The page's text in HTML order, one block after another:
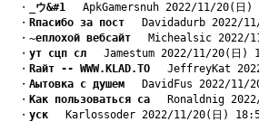
・
_ウ&#1 ApkGamersnuh 2022/11/20(日)
・ Rпасибо за пост Davidadurb 2022/
・ ~еплохой вебсайт Michealsic 2022/
・ yт сцп сл Jamestum 2022/11/20(日)
・ Rайт -- WWW.KLAD.TO JeffreyKat
・ Aытовка с душем DavidFus 2022/11/
・ Kак пользоваться са Ronaldnig
・ yск Karlossoder 2022/11/20(日)